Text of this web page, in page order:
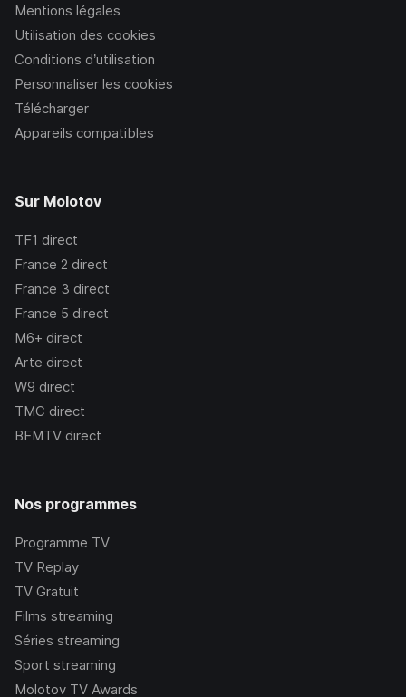
Mentions légales
Utilisation des cookies
Conditions d’utilisation
Personnaliser les cookies
Télécharger
Appareils compatibles
Sur Molotov
TF1 direct
France 2 direct
France 3 direct
France 5 direct
M6+ direct
Arte direct
W9 direct
TMC direct
BFMTV direct
Nos programmes
Programme TV
TV Replay
TV Gratuit
Films streaming
Séries streaming
Sport streaming
Molotov TV Awards